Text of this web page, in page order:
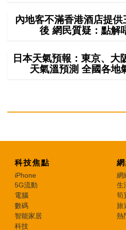
內地客不滿香港酒店提
後 網民質疑：點解
日本天氣預報：東京、大
天氣溫預測 全國各地
科技焦點
iPhone
5G流動
電腦
數碼
智能家居
科技
網
生
筍
旅
熱